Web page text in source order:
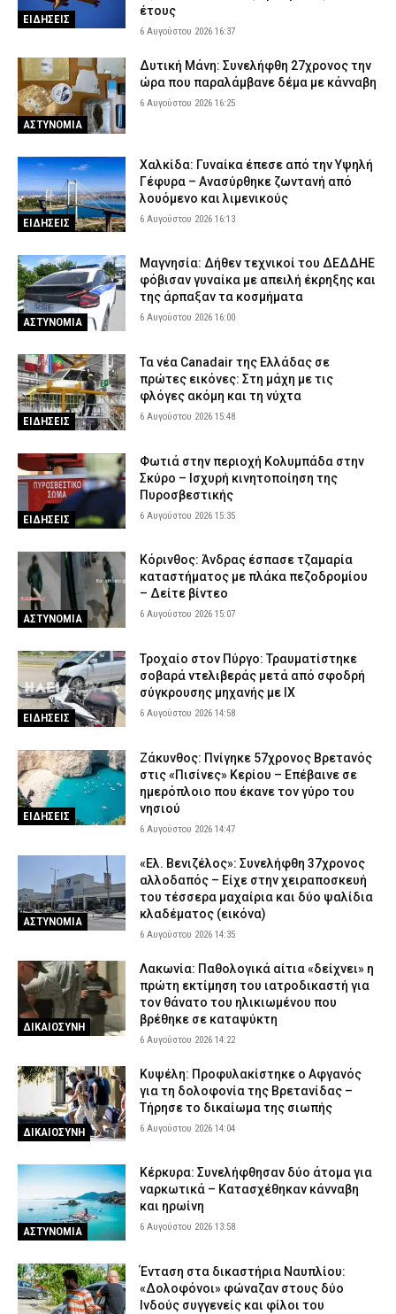
ΑΣΤΥΝΟΜΙΑ
ΕΙΔΗΣΕΙΣ
έτους
6 Αυγούστου 2026 16:37
ΑΣΤΥΝΟΜΙΑ
Δυτική Μάνη: Συνελήφθη 27χρονος την
ώρα που παραλάμβανε δέμα με κάνναβη
6 Αυγούστου 2026 16:25
ΕΙΔΗΣΕΙΣ
Χαλκίδα: Γυναίκα έπεσε από την Υψηλή
Γέφυρα – Ανασύρθηκε ζωντανή από
λουόμενο και λιμενικούς
6 Αυγούστου 2026 16:13
ΑΣΤΥΝΟΜΙΑ
Μαγνησία: Δήθεν τεχνικοί του ΔΕΔΔΗΕ
φόβισαν γυναίκα με απειλή έκρηξης και
της άρπαξαν τα κοσμήματα
6 Αυγούστου 2026 16:00
ΕΙΔΗΣΕΙΣ
Τα νέα Canadair της Ελλάδας σε
πρώτες εικόνες: Στη μάχη με τις
φλόγες ακόμη και τη νύχτα
6 Αυγούστου 2026 15:48
ΕΙΔΗΣΕΙΣ
Φωτιά στην περιοχή Κολυμπάδα στην
Σκύρο – Ισχυρή κινητοποίηση της
Πυροσβεστικής
6 Αυγούστου 2026 15:35
ΑΣΤΥΝΟΜΙΑ
Κόρινθος: Άνδρας έσπασε τζαμαρία
καταστήματος με πλάκα πεζοδρομίου
– Δείτε βίντεο
6 Αυγούστου 2026 15:07
ΕΙΔΗΣΕΙΣ
Τροχαίο στον Πύργο: Τραυματίστηκε
σοβαρά ντελιβεράς μετά από σφοδρή
σύγκρουσης μηχανής με ΙΧ
6 Αυγούστου 2026 14:58
ΕΙΔΗΣΕΙΣ
Ζάκυνθος: Πνίγηκε 57χρονος Βρετανός
στις «Πισίνες» Κερίου – Επέβαινε σε
ημερόπλοιο που έκανε τον γύρο του
νησιού
6 Αυγούστου 2026 14:47
ΑΣΤΥΝΟΜΙΑ
«Ελ. Βενιζέλος»: Συνελήφθη 37χρονος
αλλοδαπός – Είχε στην χειραποσκευή
του τέσσερα μαχαίρια και δύο ψαλίδια
κλαδέματος (εικόνα)
6 Αυγούστου 2026 14:35
ΔΙΚΑΙΟΣΥΝΗ
Λακωνία: Παθολογικά αίτια «δείχνει» η
πρώτη εκτίμηση του ιατροδικαστή για
τον θάνατο του ηλικιωμένου που
βρέθηκε σε καταψύκτη
6 Αυγούστου 2026 14:22
ΔΙΚΑΙΟΣΥΝΗ
Κυψέλη: Προφυλακίστηκε ο Αφγανός
για τη δολοφονία της Βρετανίδας –
Τήρησε το δικαίωμα της σιωπής
6 Αυγούστου 2026 14:04
ΑΣΤΥΝΟΜΙΑ
Κέρκυρα: Συνελήφθησαν δύο άτομα για
ναρκωτικά – Κατασχέθηκαν κάνναβη
και ηρωίνη
6 Αυγούστου 2026 13:58
Ένταση στα δικαστήρια Ναυπλίου:
«Δολοφόνοι» φώναζαν στους δύο
Ινδούς συγγενείς και φίλοι του